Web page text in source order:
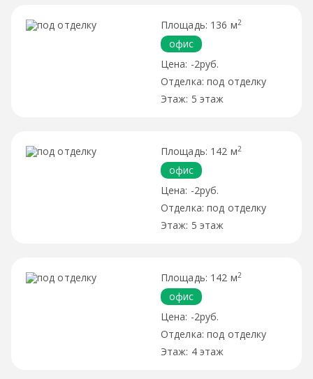
136 м2
офис
-2руб.
под отделку
5 этаж
142 м2
офис
-2руб.
под отделку
5 этаж
142 м2
офис
-2руб.
под отделку
4 этаж